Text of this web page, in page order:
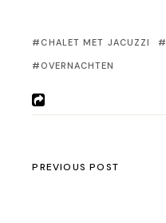
CHALET MET JACUZZI
OVERNACHTEN
PREVIOUS POST